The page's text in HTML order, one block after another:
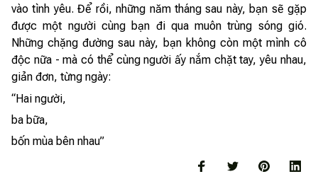
vào tình yêu. Để rồi, những năm tháng sau này, bạn sẽ gặp
được một người cùng bạn đi qua muôn trùng sóng gió.
Những chặng đường sau này, bạn không còn một mình cô
độc nữa - mà có thể cùng người ấy nắm chặt tay, yêu nhau,
giản đơn, từng ngày:
“Hai người,
ba bữa,
bốn mùa bên nhau”